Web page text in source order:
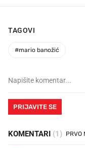
TAGOVI
#mario banožić
PRIJAVITE SE
KOMENTARI (1)